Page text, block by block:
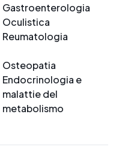
Gastroenterologia
Oculistica
Reumatologia
Osteopatia
Endocrinologia e
malattie del
metabolismo